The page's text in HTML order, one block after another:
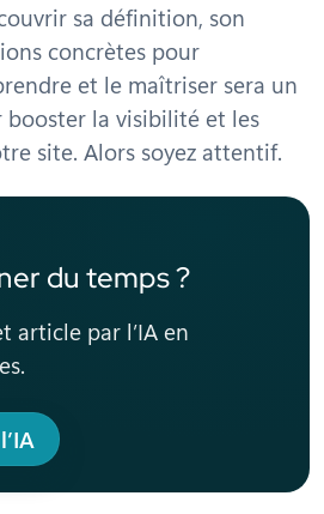
sa définition, son
concrètes pour
et le maîtriser sera un
la visibilité et les
site. Alors soyez attentif.
du temps ?
article par l’IA en